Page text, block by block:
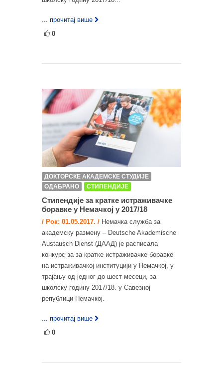
... прочитај више
0
ДОКТОРСКЕ АКАДЕМСКЕ СТУДИЈЕ
ОДАБРАНО
СТИПЕНДИЈЕ
Стипендије за кратке истраживачке
боравке у Немачкој у 2017/18
/ Рок: 01.05.2017. / Немачка служба за
академску размену – Deutsche Akademische
Austausch Dienst (ДААД) је расписала
конкурс за за кратке истраживачке боравке
на истраживачкој институцији у Немачкој, у
трајању од једног до шест месеци, за
школску годину 2017/18. у Савезној
републици Немачкој.
... прочитај више
0